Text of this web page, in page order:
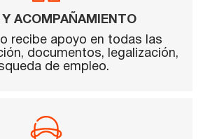
Y ACOMPAÑAMIENTO
recibe apoyo en todas las
documentos, legalización,
de empleo.